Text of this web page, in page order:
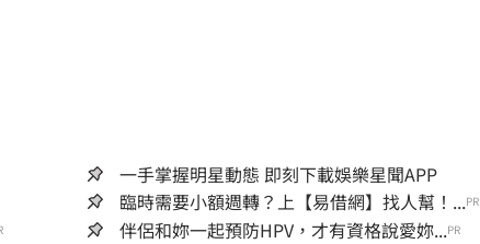
一手掌握明星動態 即刻下載娛樂星聞APP
臨時需要小額週轉？上【易借網】找人幫！...PR
伴侶和妳一起預防HPV，才有資格說愛妳...PR